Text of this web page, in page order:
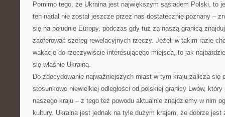
Pomimo tego, że Ukraina jest największym sąsiadem Polski, to
ten nadal nie został jeszcze przez nas dostatecznie poznany –
się na południe Europy, podczas gdy tuż za naszą granicą
zaoferować szereg rewelacyjnych rzeczy. Jeżeli w takim razie
wakacje do rzeczywiście interesującego miejsca, to jak
się właśnie Ukrainą.
Do zdecydowanie najważniejszych miast w tym kraju zalicza się
stosunkowo niewielkiej odległości od polskiej granicy Lwów, który
naszego kraju – z tego też powodu aktualnie znajdziemy w nim
kultury. Ukraina jest jednak na tyle dużym krajem, że dobrze jest